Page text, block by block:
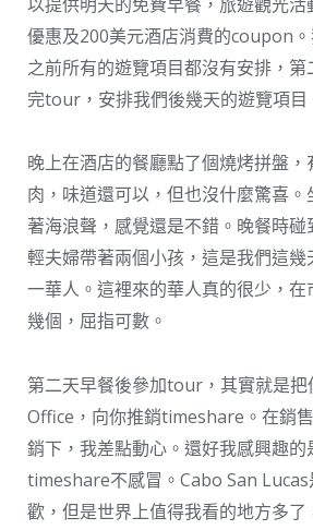
優惠及200美元酒店消費的coupon
之前所有的遊覽項目都沒有安排，
完tour，安排我們後幾天的遊覽項目
晚上在酒店的餐廳點了個燒烤拼盤
肉，味道還可以，但也沒什麼驚喜
著海浪聲，感覺還是不錯。晚餐時
輕夫婦帶著兩個小孩，這是我們這
一華人。這裡來的華人真的很少，在
幾個，屈指可數。
第二天早餐後參加tour，其實就是把
Office，向你推銷timeshare。在銷
銷下，我差點動心。還好我感興趣
timeshare不感冒。Cabo San
歡，但是世界上值得我看的地方多了